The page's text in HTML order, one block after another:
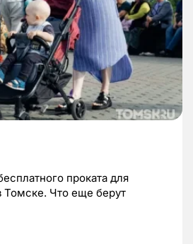
проката для
Томске. Что еще берут